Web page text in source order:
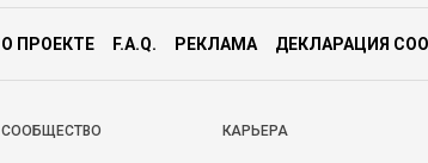
О ПРОЕКТЕ F.A.Q. РЕКЛАМА ДЕКЛАРАЦИЯ
CООБЩЕСТВО КАРЬЕРА